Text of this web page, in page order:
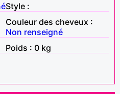
Style :
Couleur des cheveux :
Non renseigné
Poids : 0 kg